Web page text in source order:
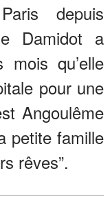
depuis
Damidot a
qu’elle
pour une
Angoulême
petite famille
rêves”.